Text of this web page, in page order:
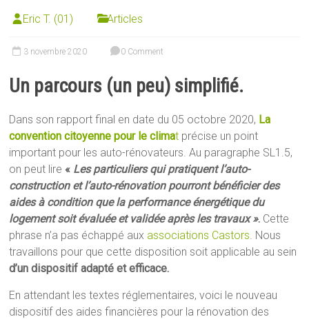
Eric T. (01) Articles
3 novembre 2020 0 Comment
Un parcours (un peu) simplifié.
Dans son rapport final en date du 05 octobre 2020, La
convention citoyenne pour le climat précise un point
important pour les auto-rénovateurs. Au paragraphe SL1.5,
on peut lire« Les particuliers qui pratiquent l’auto-
construction et l’auto-rénovation pourront bénéficier des
aides à condition que la performance énergétique du
logement soit évaluée et validée après les travaux ». Cette
phrase n’a pas échappé aux associations Castors . Nous
travaillons pour que cette disposition soit applicable au sein
d’un dispositif adapté et efficace.
En attendant les textes réglementaires, voici le nouveau
dispositif des aides financières pour la rénovation des